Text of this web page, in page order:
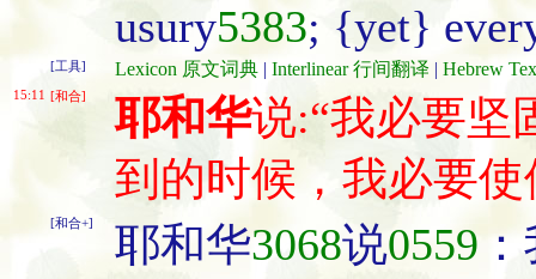
usury5383; {yet}
[工具] Lexicon 原文词典 | Interlinear 行间翻译 | Hebrew
15:11 [和合] 耶和华说:“我必要坚
到的时候，我必要使
[和合+] 耶和华3068说0559